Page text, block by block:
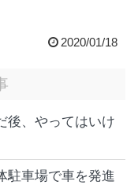
2020/01/18
後、やってはいけ
駐車場で車を発進